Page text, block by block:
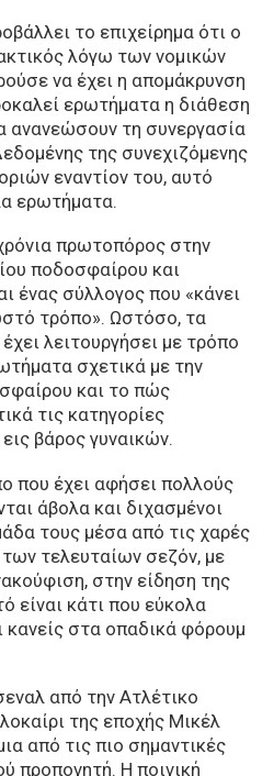
το επιχείρημα ότι ο
λόγω των νομικών
να έχει η απομάκρυνση
ερωτήματα η διάθεση
ανανεώσουν τη συνεργασία
της συνεχιζόμενης
εναντίον του, αυτό
ερωτήματα.
πρωτοπόρος στην
ποδοσφαίρου και
ένας σύλλογος που «κάνει
τρόπο». Ωστόσο, τα
λειτουργήσει με τρόπο
σχετικά με την
και το πώς
τις κατηγορίες
βάρος γυναικών.
που έχει αφήσει πολλούς
άβολα και διχασμένοι
τους μέσα από τις χαρές
τελευταίων σεζόν, με
στην είδηση της
είναι κάτι που εύκολα
κανείς στα οπαδικά φόρουμ
από την Ατλέτικο
της εποχής Μικέλ
από τις πιο σημαντικές
προπονητή. Η ποινική